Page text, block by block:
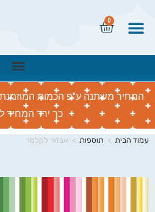
0
המחיר משתנה ע"פ הכמות המוזמנת.
כך ירד המחיר
עמוד הבית > תוספות > אבזור לקלמר